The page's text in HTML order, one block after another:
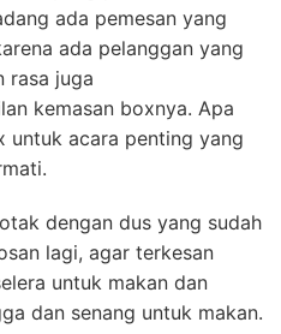
ada pemesan yang
ada pelanggan yang
rasa juga
kemasan boxnya. Apa
untuk acara penting yang
dengan dus yang sudah
lagi, agar terkesan
untuk makan dan
dan senang untuk makan.